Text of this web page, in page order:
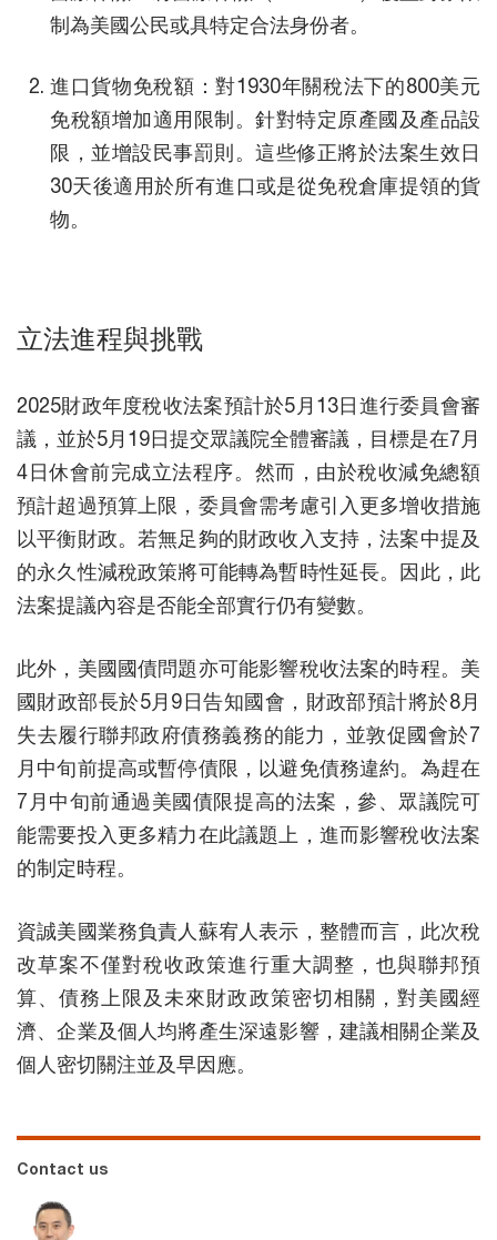
制為美國公民或具特定合法身份者。
進口貨物免稅額：對1930年關稅法下的800美元
免稅額增加適用限制。針對特定原產國及產品設
限，並增設民事罰則。這些修正將於法案生效日
30天後適用於所有進口或是從免稅倉庫提領的貨
物。
立法進程與挑戰
2025財政年度稅收法案預計於5月13日進行委員會審
議，並於5月19日提交眾議院全體審議，目標是在7月
4日休會前完成立法程序。然而，由於稅收減免總額
預計超過預算上限，委員會需考慮引入更多增收措施
以平衡財政。若無足夠的財政收入支持，法案中提及
的永久性減稅政策將可能轉為暫時性延長。因此，此
法案提議內容是否能全部實行仍有變數。
此外，美國國債問題亦可能影響稅收法案的時程。美
國財政部長於5月9日告知國會，財政部預計將於8月
失去履行聯邦政府債務義務的能力，並敦促國會於7
月中旬前提高或暫停債限，以避免債務違約。為趕在
7月中旬前通過美國債限提高的法案，參、眾議院可
能需要投入更多精力在此議題上，進而影響稅收法案
的制定時程。
資誠美國業務負責人蘇宥人表示，整體而言，此次稅
改草案不僅對稅收政策進行重大調整，也與聯邦預
算、債務上限及未來財政政策密切相關，對美國經
濟、企業及個人均將產生深遠影響，建議相關企業及
個人密切關注並及早因應。
Contact us